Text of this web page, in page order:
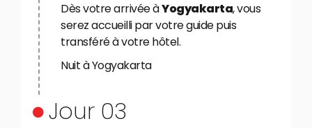
Dès votre arrivée àYogyakarta, vous
serez accueilli par votre guide puis
transféré à votre hôtel.
Nuit à Yogyakarta
Jour 03